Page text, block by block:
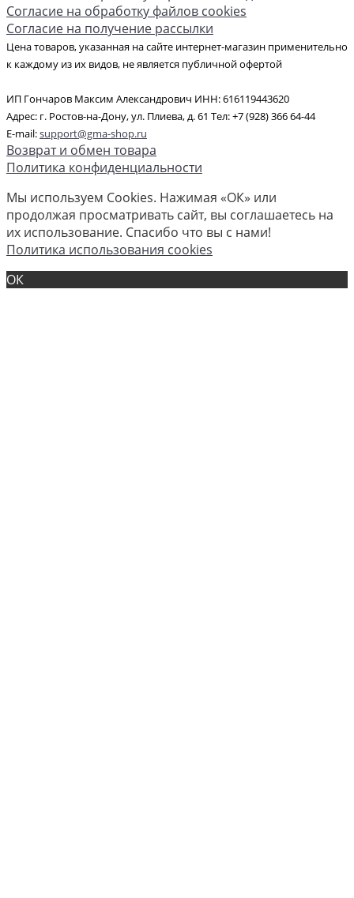
Согласие на обработку файлов cookies
Согласие на получение рассылки
Цена товаров, указанная на сайте интернет-магазин применительно
к каждому из их видов, не является публичной офертой
ИП Гончаров Максим Александрович ИНН: 616119443620
Адрес: г. Ростов-на-Дону, ул. Плиева, д. 61 Тел: +7 (928) 366 64-44
E-mail:support@gma-shop.ru
Возврат и обмен товара
Политика конфиденциальности
Мы используем Cookies. Нажимая «ОК» или
продолжая просматривать сайт, вы соглашаетесь на
их использование. Спасибо что вы с нами!
Политика использования cookies
ОК